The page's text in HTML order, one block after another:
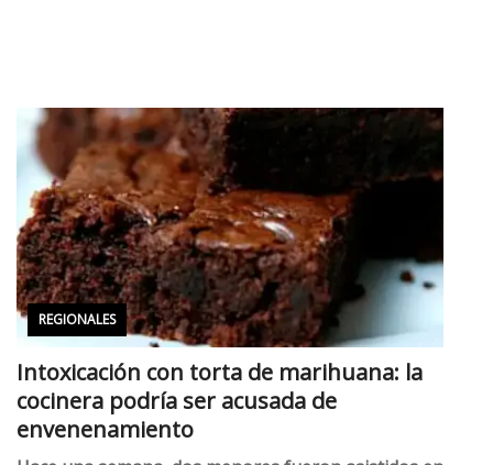
REGIONALES
Intoxicación con torta de marihuana: la
cocinera podría ser acusada de
envenenamiento